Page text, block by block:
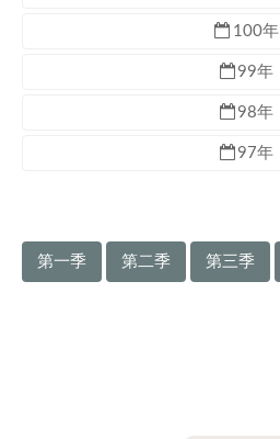
100年
99年
98年
97年
第一季 第二季 第三季